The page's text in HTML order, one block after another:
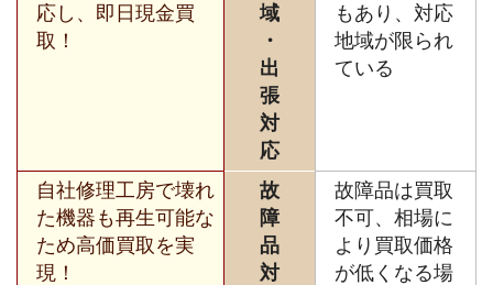
応し、即日現金買
取！
域
・
出
張
対
応
もあり、対応
地域が限られ
ている
自社修理工房で壊れ
た機器も再生可能な
ため高価買取を実
現！
故
障
品
対
故障品は買取
不可、相場に
より買取価格
が低くなる場